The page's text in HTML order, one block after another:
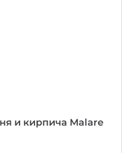
и кирпича Malare